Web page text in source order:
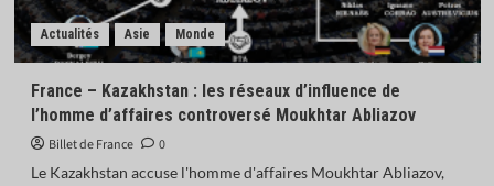
Actualités Asie Monde
France – Kazakhstan : les réseaux d’influence de
l’homme d’affaires controversé Moukhtar Abliazov
Billet de France
0
Le Kazakhstan accuse l'homme d'affaires Moukhtar Abliazov,